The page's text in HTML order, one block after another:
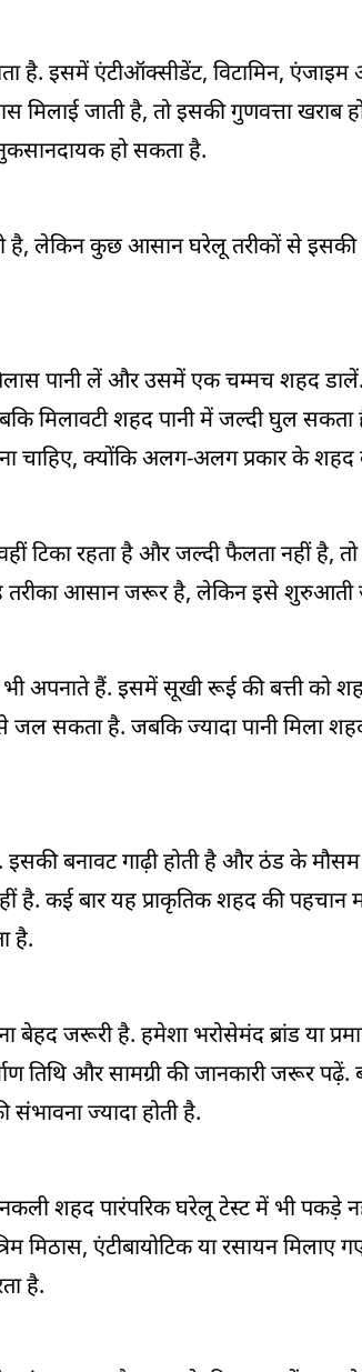
है. इसमें एंटीऑक्सीडेंट, विटामिन,
जाती है, तो इसकी गुणवत्ता खराब
हो सकता है.
है, लेकिन कुछ आसान घरेलू तरीकों से इसकी
पानी लें और उसमें एक चम्मच शहद
मिलावटी शहद पानी में जल्दी घुल
चाहिए, क्योंकि अलग-अलग प्रकार के शहद
रहता है और जल्दी फैलता नहीं है, तो
आसान जरूर है, लेकिन इसे शुरुआती
अपनाते हैं. इसमें सूखी रूई की बत्ती को
सकता है. जबकि ज्यादा पानी मिला
बनावट गाढ़ी होती है और ठंड के
है. कई बार यह प्राकृतिक शहद की पहचान
है.
जरूरी है. हमेशा भरोसेमंद ब्रांड या
तिथि और सामग्री की जानकारी जरूर
ज्यादा होती है.
शहद पारंपरिक घरेलू टेस्ट में भी पकड़े
मिठास, एंटीबायोटिक या रसायन मिलाए
है.